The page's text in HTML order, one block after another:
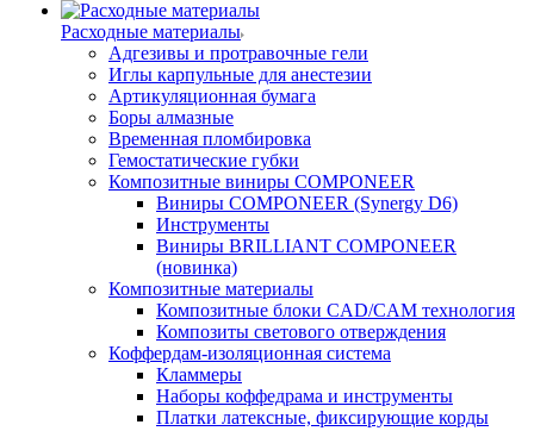
Расходные материалы
Адгезивы и протравочные гели
Иглы карпульные для анестезии
Артикуляционная бумага
Боры алмазные
Временная пломбировка
Гемостатические губки
Композитные виниры COMPONEER
Виниры COMPONEER (Synergy D6)
Инструменты
Виниры BRILLIANT COMPONEER
(новинка)
Композитные материалы
Композитные блоки CAD/СAM технология
Композиты светового отверждения
Коффердам-изоляционная система
Кламмеры
Наборы коффедрама и инструменты
Платки латексные, фиксирующие корды